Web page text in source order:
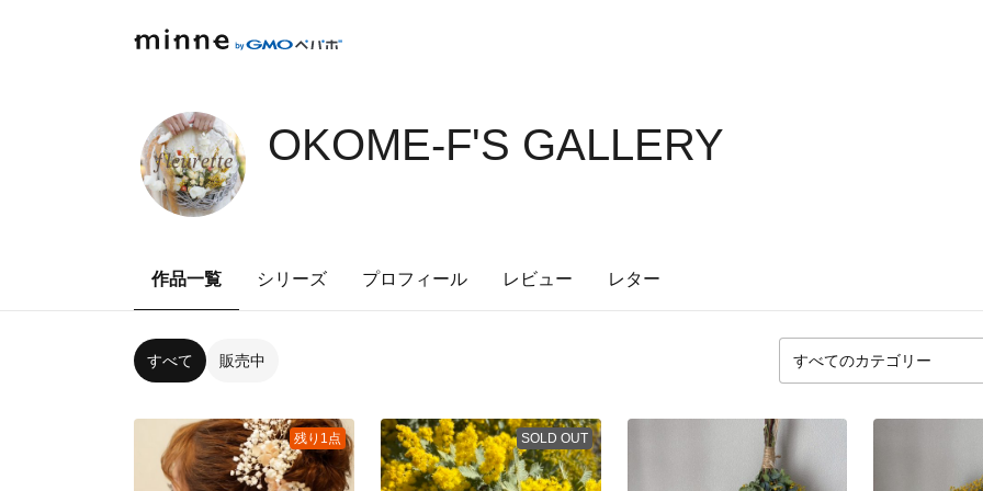
OKOME-F'S GALLERY
作品一覧 シリーズ プロフィール レビュー レター
すべて 販売中
残り1点 SOLD OUT